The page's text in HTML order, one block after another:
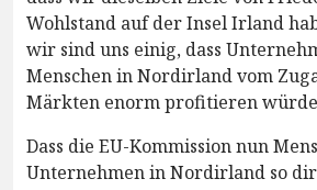
Wohlstand auf der Insel Irland
wir sind uns einig, dass
Menschen in Nordirland vom
Märkten enorm profitieren
Dass die EU-Kommission nun
Unternehmen in Nordirland so